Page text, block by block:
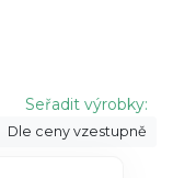
Seřadit výrobky:
Dle ceny vzestupně